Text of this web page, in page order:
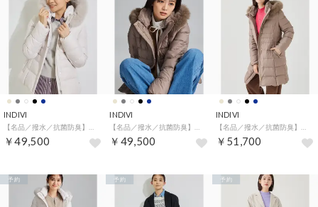
INDIVI
￥49,500
INDIVI
￥49,500
INDIVI
￥51,700
予約 予約 予約